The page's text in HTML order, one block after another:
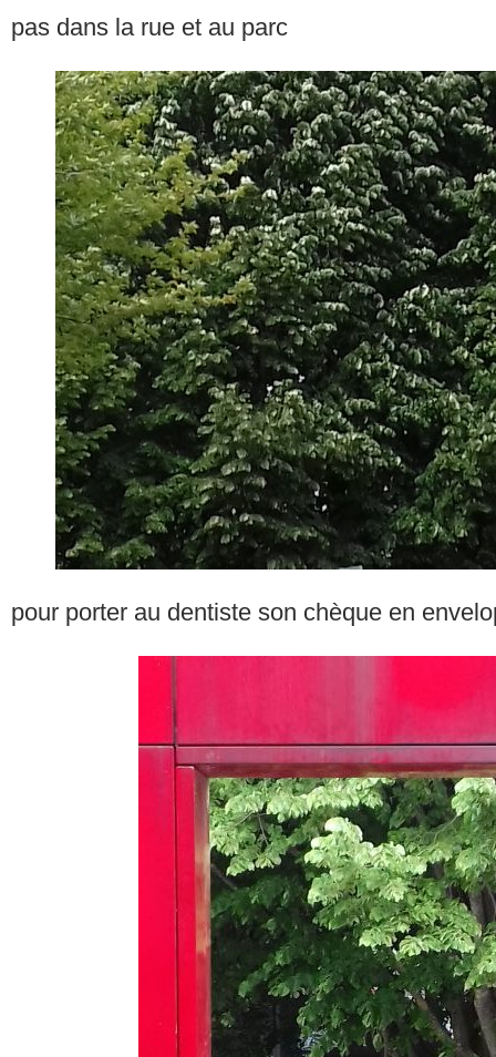
pas dans la rue et au parc
pour porter au dentiste son chèque en